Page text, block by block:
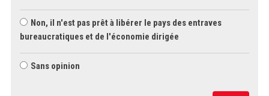
Non, il n'est pas prêt à libérer le pays des entraves
bureaucratiques et de l'économie dirigée
Sans opinion